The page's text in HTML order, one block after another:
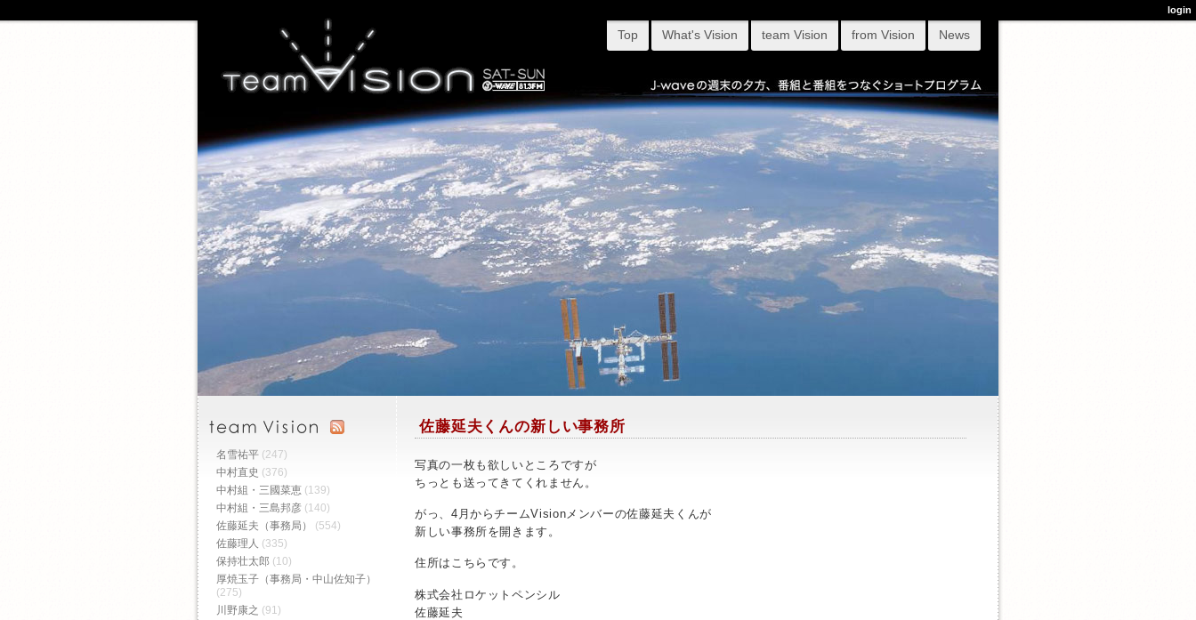
Top What's Vision team Vision from Vision News
佐藤延夫くんの新しい事務所
写真の一枚も欲しいところですが
ちっとも送ってきてくれません。
がっ、4月からチームVisionメンバーの佐藤延夫くんが
新しい事務所を開きます。
住所はこちらです。
株式会社ロケットペンシル
佐藤延夫
名雪祐平 (247)
中村直史 (376)
中村組・三國菜恵 (139)
中村組・三島邦彦 (140)
佐藤延夫（事務局）
(554)
佐藤理人 (335)
保持壮太郎 (10)
厚焼玉子（事務局・中山佐知子）
(275)
川野康之 (91)
login